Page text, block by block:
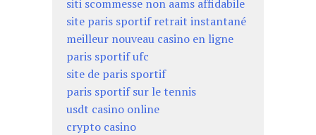
siti scommesse non aams affidabile
site paris sportif retrait instantané
meilleur nouveau casino en ligne
paris sportif ufc
site de paris sportif
paris sportif sur le tennis
usdt casino online
crypto casino